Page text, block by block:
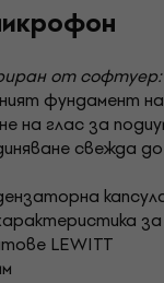
от софтуер:
фундамент
на глас за
свежда
LEWITT